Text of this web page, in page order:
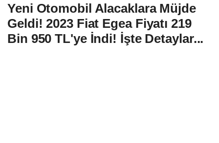
Yeni Otomobil Alacaklara Müjde
Geldi! 2023 Fiat Egea Fiyatı 219
Bin 950 TL'ye İndi! İşte Detaylar...